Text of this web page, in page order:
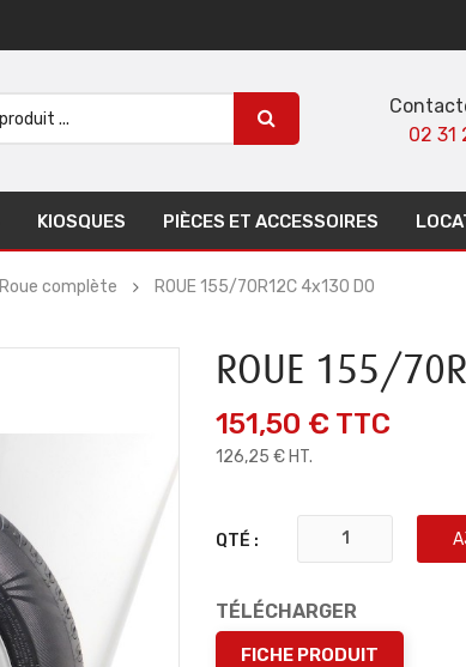
02 31
KIOSQUES PIÈCES ET ACCESSOIRES
Roue complète ROUE 155/70R12C 4x130 D0
ROUE 155/
151,50 € TTC
126,25 € HT.
QTÉ :
TÉLÉCHARGER
FICHE PRODUIT